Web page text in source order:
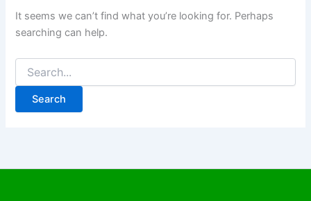
It seems we can’t find what you’re looking for. Perhaps
searching can help.